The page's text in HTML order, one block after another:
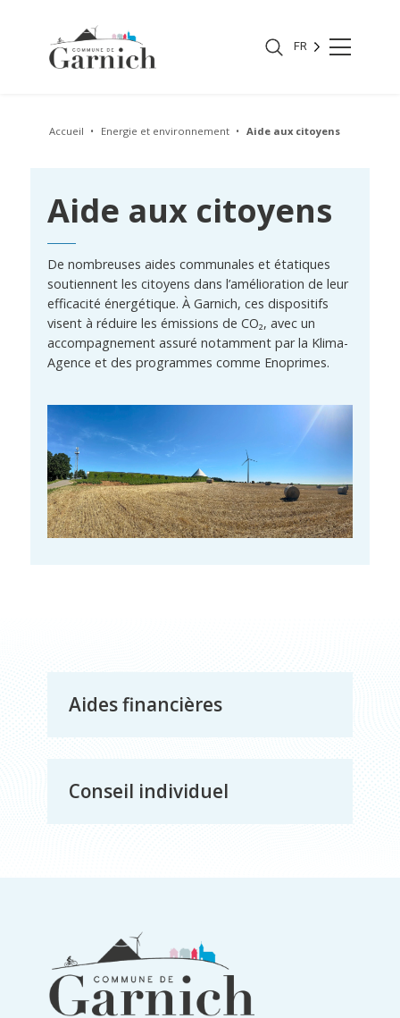
FR
Accueil Energie et environnement Aide aux citoyens
Aide aux citoyens
De nombreuses aides communales et étatiques
soutiennent les citoyens dans l’amélioration de leur
efficacité énergétique. À Garnich, ces dispositifs
visent à réduire les émissions de CO₂, avec un
accompagnement assuré notamment par la Klima-
Agence et des programmes comme Enoprimes.
Energie
et
environement
Aides financières
Conseil individuel
Informations